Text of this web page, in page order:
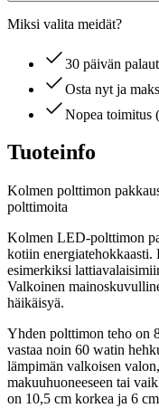
Miksi valita meidät?
30 päivän
Osta nyt ja
Nopea toimitus
Tuoteinfo
Kolmen polttimon
polttimoita
Kolmen LED-polttimon
kotiin energiatehokkaasti.
esimerkiksi
Valkoinen
häikäisyä.
Yhden polttimon teho on
vastaa noin 60 watin
lämpimän valkoisen
makuuhuoneeseen tai
on 10,5 cm korkea ja 6